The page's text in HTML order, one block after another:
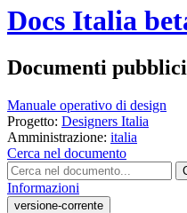
Docs Italia
Documenti
Manuale operativo di design
Progetto: Designers Italia
Amministrazione: italia
Cerca nel documento
Informazioni
versione-corrente